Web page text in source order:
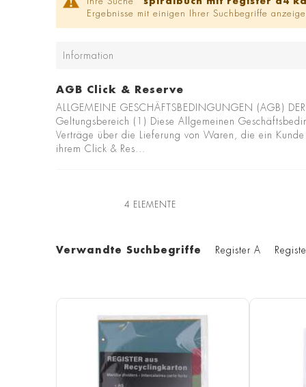
Ergebnisse mit einigen Ihrer Suchbegriffe
Information
AGB Click & Reserve
ALLGEMEINE GESCHÄFTSBEDINGUNGEN (AGB)
Geltungsbereich (1) Diese Allgemeinen
Verträge über die Lieferung von Waren, die ein
ihrem Click & Res...
4 ELEMENTE
Verwandte Suchbegriffe Register A